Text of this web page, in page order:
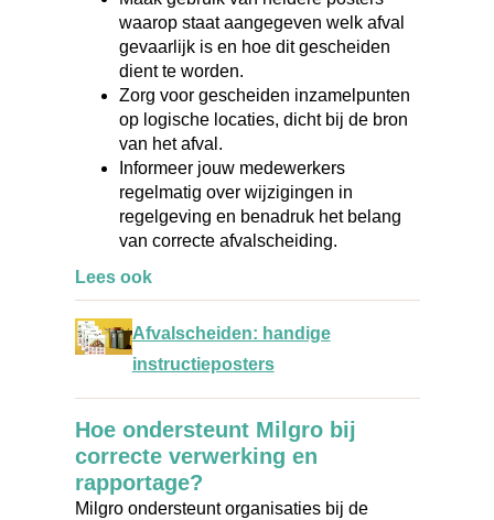
waarop staat aangegeven welk afval
gevaarlijk is en hoe dit gescheiden
dient te worden.
Zorg voor gescheiden inzamelpunten
op logische locaties, dicht bij de bron
van het afval.
Informeer jouw medewerkers
regelmatig over wijzigingen in
regelgeving en benadruk het belang
van correcte afvalscheiding.
Lees ook
Afvalscheiden: handige
instructieposters
Hoe ondersteunt Milgro bij
correcte verwerking en
rapportage?
Milgro ondersteunt organisaties bij de